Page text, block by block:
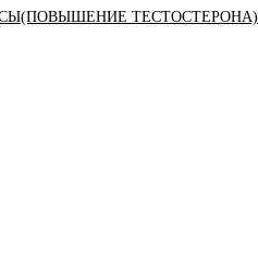
ТЕСТОСТЕРОНА)